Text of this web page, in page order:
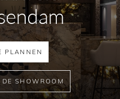
PLANNEN
DE SHOWROOM